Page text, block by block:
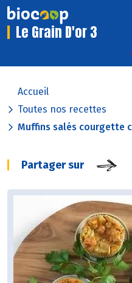
Le Grain D'or 3
Accueil
Toutes nos recettes
Muffins salés courgette
Partager sur